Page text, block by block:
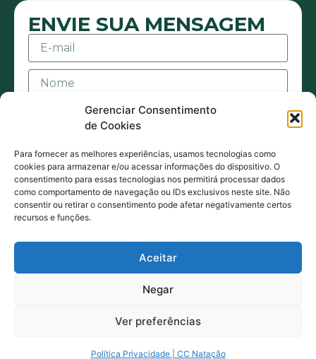
Gerenciar Consentimento
de Cookies
Para fornecer as melhores experiências, usamos tecnologias como
cookies para armazenar e/ou acessar informações do dispositivo. O
consentimento para essas tecnologias nos permitirá processar dados
como comportamento de navegação ou IDs exclusivos neste site. Não
consentir ou retirar o consentimento pode afetar negativamente certos
recursos e funções.
Aceitar
Negar
Ver preferências
Política Privacidade | CC Natação
ENVIE SUA MENSAGEM
Aceito receber mensagens ou e-mails sejam
eles de contato ou promocionais. Também
estou de acordo com acordo com a Política
de Privacidade.
ENVIAR MENSAGEM
5odos os direitos reservados © 2025 ccnatacao.com.br
Política de Privacidade